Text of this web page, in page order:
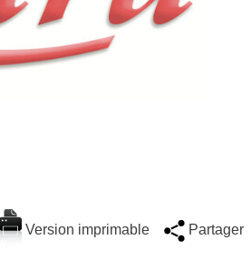
Version imprimable Partager